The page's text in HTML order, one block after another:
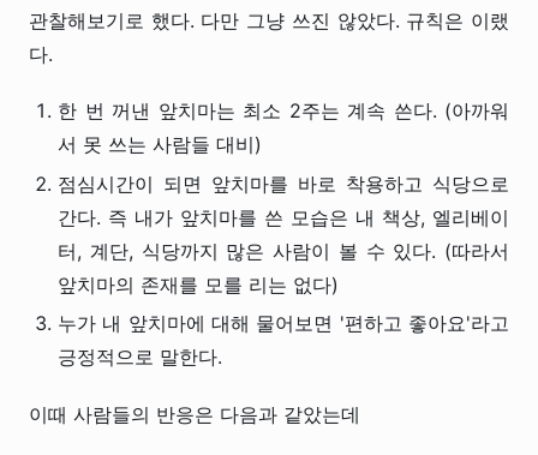
관찰해보기로 했다. 다만 그냥 쓰진 않았다. 규칙은 이랬
다.
한 번 꺼낸 앞치마는 최소 2주는 계속 쓴다. (아까워
서 못 쓰는 사람들 대비)
점심시간이 되면 앞치마를 바로 착용하고 식당으로
간다. 즉 내가 앞치마를 쓴 모습은 내 책상, 엘리베이
터, 계단, 식당까지 많은 사람이 볼 수 있다. (따라서
앞치마의 존재를 모를 리는 없다)
누가 내 앞치마에 대해 물어보면 '편하고 좋아요'라고
긍정적으로 말한다.
이때 사람들의 반응은 다음과 같았는데